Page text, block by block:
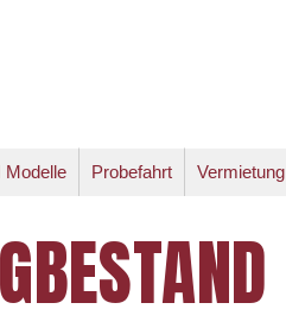
Modelle Probefahrt Vermietung